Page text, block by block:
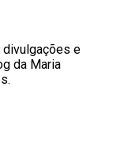
divulgações e
da Maria